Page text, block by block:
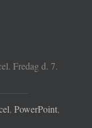
Fredag d. 7.
, PowerPoint,